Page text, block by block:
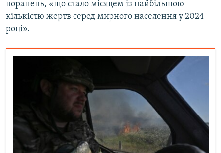
поранень, «що стало місяцем із найбільшою
кількістю жертв серед мирного населення у 2024
році».